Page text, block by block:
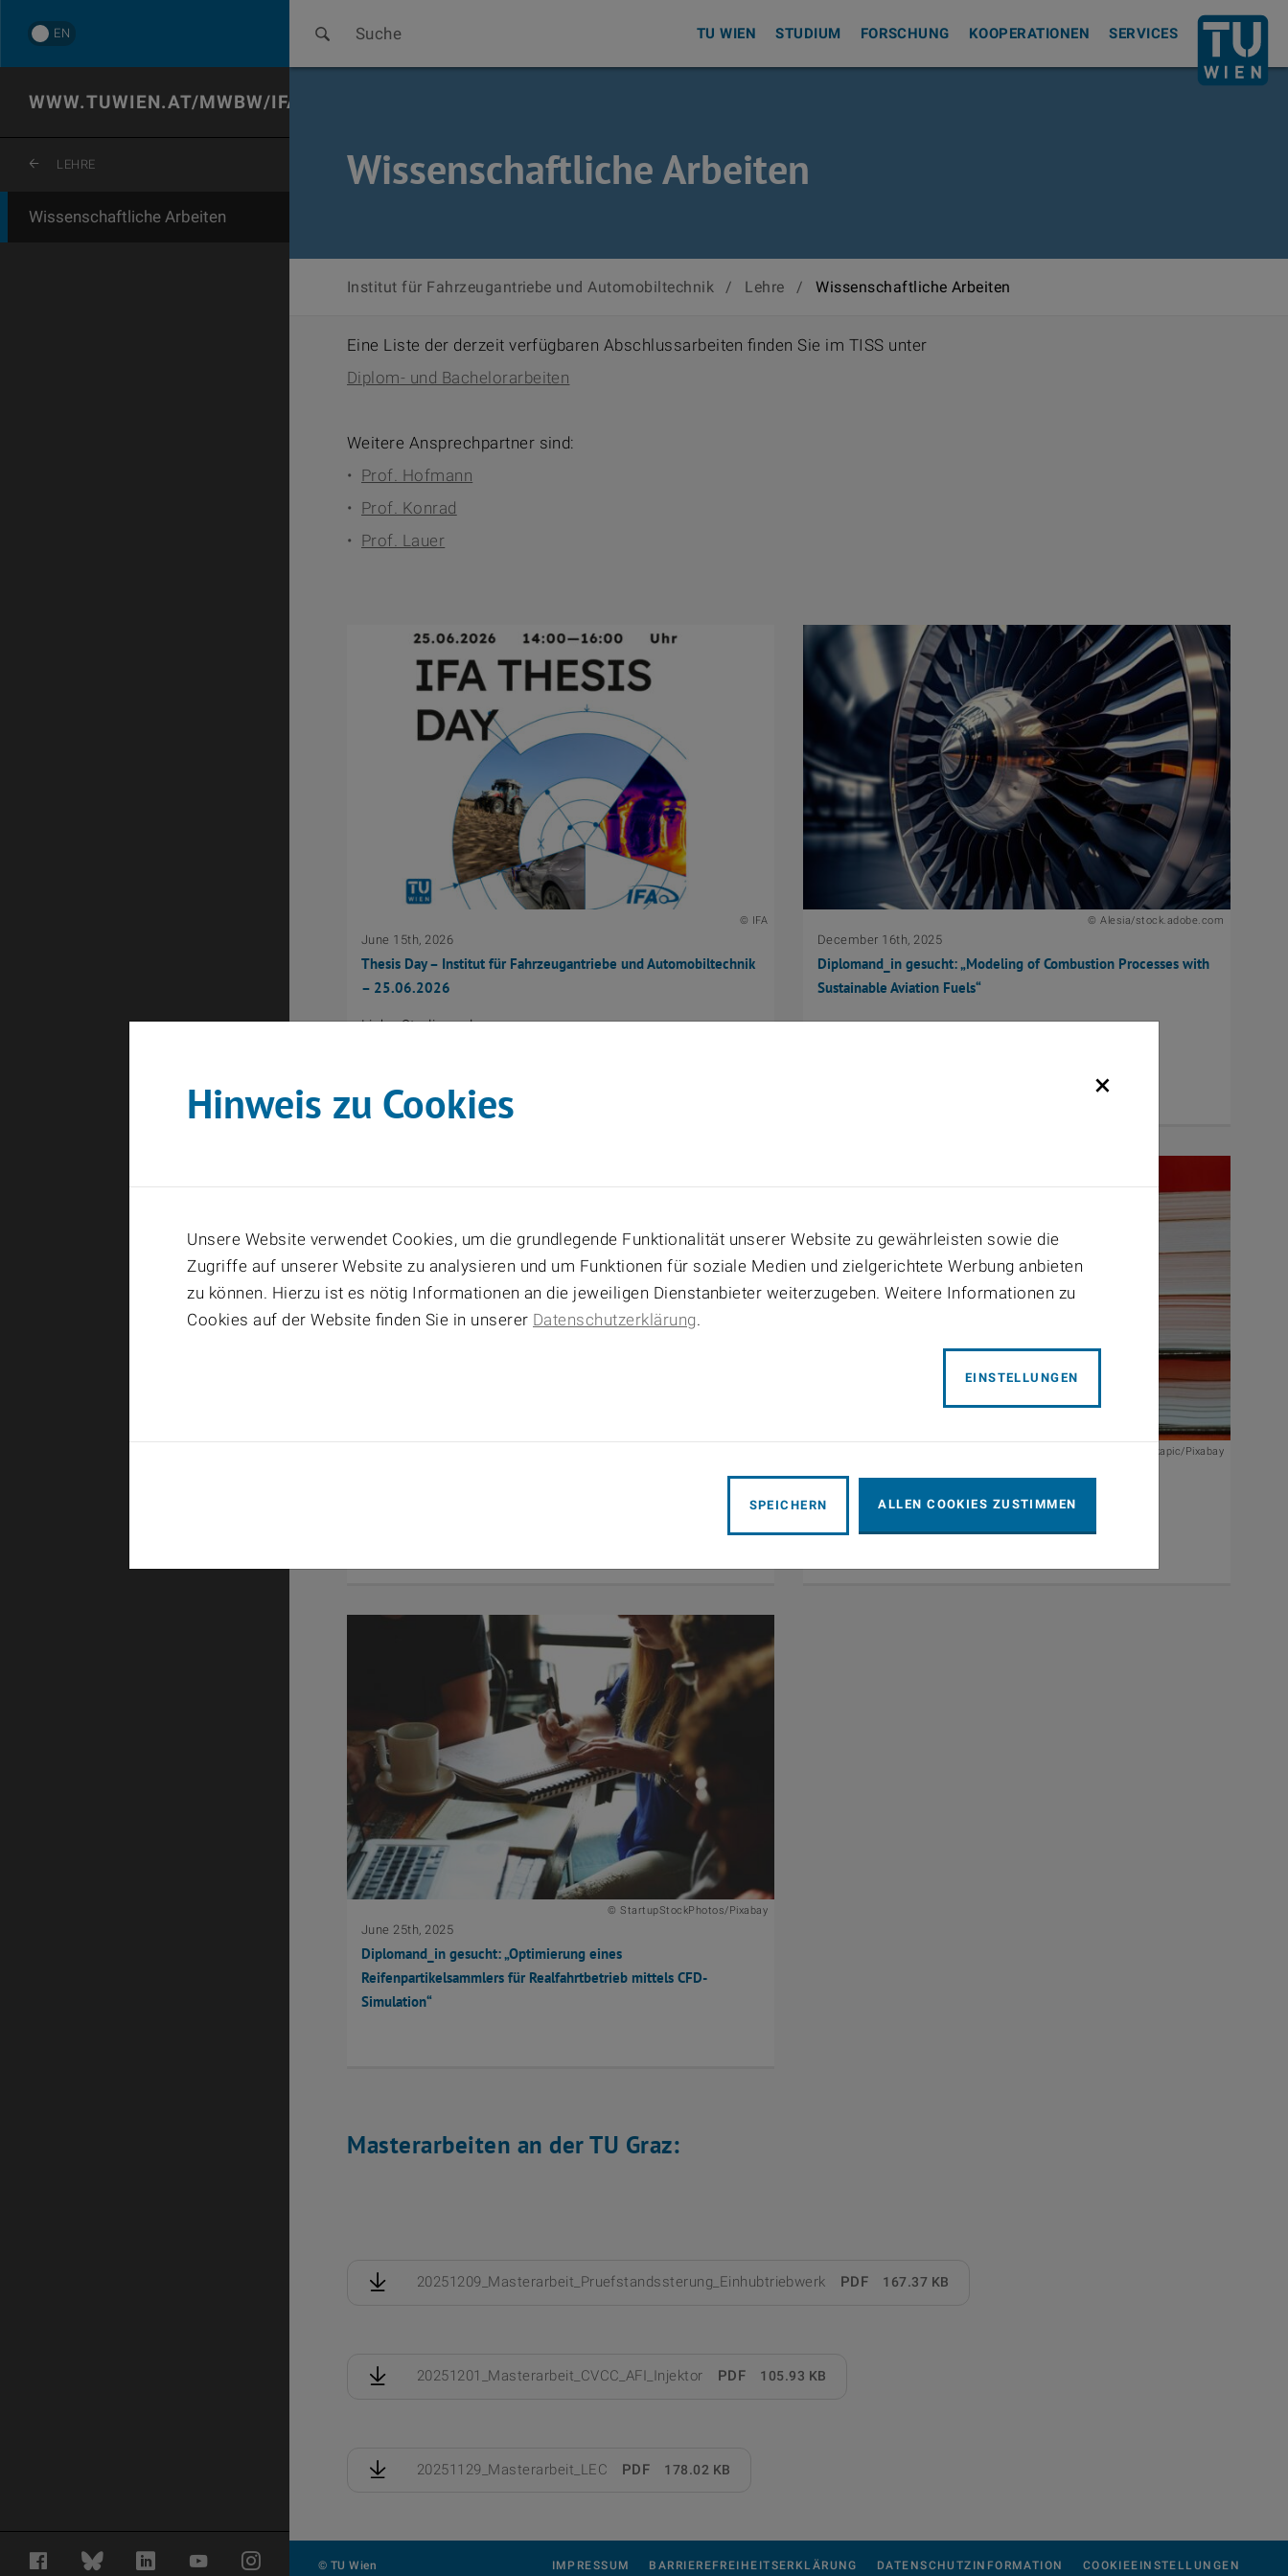
WWW.TUWIEN.AT/MWBW/IFA
ZURÜCK ZUR LETZTEN EBENE
LEHRE
Wissenschaftliche Arbeiten
FacebookBluesky LinkedInYouTubeInstagram
EN Suche TU WIEN STUDIUM FORSCHUNG KOOPERATIONEN SERVICES Zurück zur
Wissenschaftliche Arbeiten
Institut für Fahrzeugantriebe und Automobiltechnik / Lehre / Wissenschaftliche Arbeiten
Eine Liste der derzeit verfügbaren Abschlussarbeiten finden Sie im TISS unter
Diplom- und Bachelorarbeiten
Weitere Ansprechpartner sind:
Prof. Hofmann
Prof. Konrad
Prof. Lauer
© IFA
June 15th, 2026
Thesis Day – Institut für Fahrzeugantriebe und Automobiltechnik
– 25.06.2026
Liebe Studierende,
© Alesia/stock.adobe.com
December 16th, 2025
Diplomand_in gesucht: „Modeling of Combustion Processes with
Sustainable Aviation Fuels“
© tookapic/Pixabay
Diplomand_in gesucht: „Konstruktion und Aufbau eines
© StartupStockPhotos/Pixabay
June 25th, 2025
Diplomand_in gesucht: „Optimierung eines
Reifenpartikelsammlers für Realfahrtbetrieb mittels CFD-
Simulation“
Masterarbeiten an der TU Graz:
20251209_Masterarbeit_Pruefstandssterung_Einhubtriebwerk PDF 167.37 KB
20251201_Masterarbeit_CVCC_AFI_Injektor PDF 105.93 KB
20251129_Masterarbeit_LEC PDF 178.02 KB
© TU Wien IMPRESSUM BARRIEREFREIHEITSERKLÄRUNG DATENSCHUTZINFORMATION COOKIEEINSTELLUNGEN
×
Hinweis zu Cookies
Unsere Website verwendet Cookies, um die grundlegende Funktionalität unserer Website zu gewährleisten sowie die
Zugriffe auf unserer Website zu analysieren und um Funktionen für soziale Medien und zielgerichtete Werbung anbieten
zu können. Hierzu ist es nötig Informationen an die jeweiligen Dienstanbieter weiterzugeben. Weitere Informationen zu
Cookies auf der Website finden Sie in unserer Datenschutzerklärung.
EINSTELLUNGEN
SPEICHERN ALLEN COOKIES ZUSTIMMEN